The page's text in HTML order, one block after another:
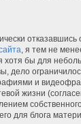
, я тем не
хотя бы для
дело
и
жизни
для блога